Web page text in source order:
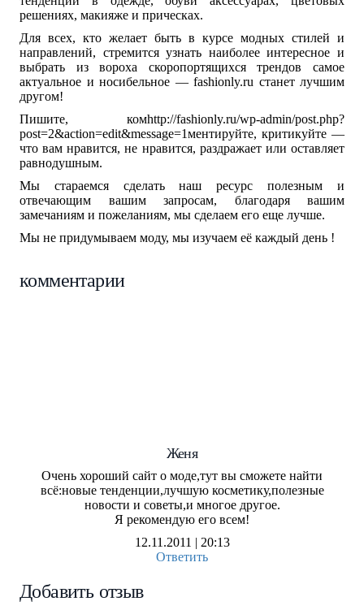
Мода Зима 2014
Купальники
Мода Весна 2013
Модные вещи
Аксессуары
решениях, макияже и прическах.
Для всех, кто желает быть в курсе модных стилей и
направлений, стремится узнать наиболее интересное и
выбрать из вороха скоропортящихся трендов самое
актуальное и носибельное — fashionly.ru станет лучшим
другом!
Пишите, комhttp://fashionly.ru/wp-admin/post.php?
post=2&action=edit&message=1ментируйте, критикуйте —
что вам нравится, не нравится, раздражает или оставляет
равнодушным.
Мы стараемся сделать наш ресурс полезным и
отвечающим вашим запросам, благодаря вашим
замечаниям и пожеланиям, мы сделаем его еще лучше.
Мы не придумываем моду, мы изучаем её каждый день !
комментарии
Женя
Очень хороший сайт о моде,тут вы сможете найти
всё:новые тенденции,лучшую косметику,полезные
новости и советы,и многое другое.
Я рекомендую его всем!
12.11.2011 | 20:13
Ответить
Добавить отзыв